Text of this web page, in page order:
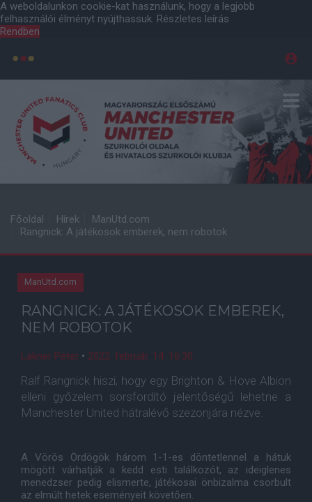
A weboldalunkon cookie-kat használunk, hogy a legjobb
felhasználói élményt nyújthassuk. Részletes leírás
Rendben
Főoldal Hírek
ManUtd.com
Rangnick: A játékosok emberek, nem robotok
ManUtd.com
RANGNICK: A JÁTÉKOSOK EMBEREK,
NEM ROBOTOK
Lakner Péter • 2022. február. 14. 16:30
Ralf Rangnick hiszi, hogy egy Brighton & Hove Albion
elleni győzelem sorsfordító jelentőségű lehetne a
Manchester United hátralévő szezonjára nézve.
A Vörös Ördögök három 1-1-es döntetlennel a hátuk
mögött várhatják a kedd esti találkozót, az ideiglenes
menedzser pedig elismerte, játékosai önbizalma csorbult
az elmúlt hetek eseményeit követően.